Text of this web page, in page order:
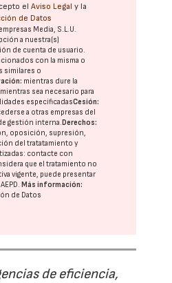
elAviso Legal y la
de Datos
Media, S.L.U.
a nuestra(s)
de cuenta de usuario.
con la misma o
similares o
mientras dure la
sea necesario para
especificadasCesión:
a otras empresas del
gestión interna.Derechos:
oposición, supresión,
del tratatamiento y
contacte con
que el tratamiento no
vigente, puede presentar
AEPD.Más información:
de Datos
de eficiencia,